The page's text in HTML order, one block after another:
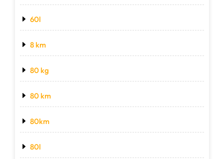
60l
8 km
80 kg
80 km
80km
80l